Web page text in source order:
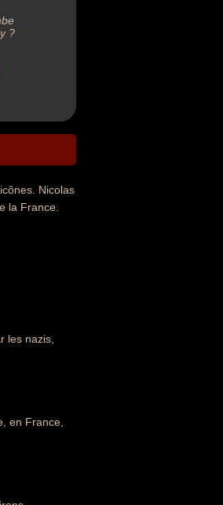
?
Nicolas
la France.
les nazis,
en France,